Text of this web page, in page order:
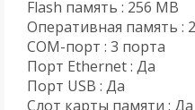
Flash память : 256 MB
Оперативная память :
COM-порт : 3 порта
Порт Ethernet : Да
Порт USB : Да
Слот карты памяти : Да